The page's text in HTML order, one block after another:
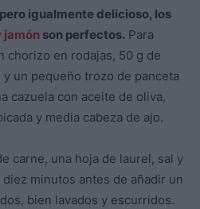
igualmente delicioso, los
jamón son perfectos. Para
chorizo ​​en rodajas, 50 g de
un pequeño trozo de panceta
cazuela con aceite de oliva,
y media cabeza de ajo.
carne, una hoja de laurel, sal y
minutos antes de añadir un
bien lavados y escurridos.